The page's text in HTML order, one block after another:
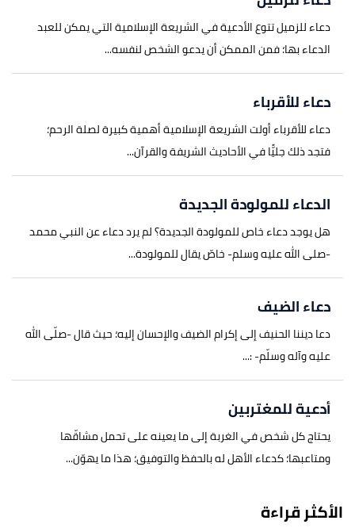
↑السعدي،تفسير السعدي
↑"شرح دعاء: ربنا آتنا في الدنيا حسنة وفي الآخرة
حسنة وقنا عذاب النار"
الكلم الطيب
دعاء للزميل تتوع الأدعية في الشريعة الإسلامية التي يمكن للعبد
الدعاء بها؛ فمن الممكن أن يدعو الشخص لنفسه...
دعاء للأقرباء
دعاء للأقرباء أولت الشريعة الإسلامية أهمية كبيرة لصلة الرحم؛
فتجد ذلك جليًّا في الأحاديث الشريفة والقرآن...
الدعاء للمولودة الجديدة
هل يوجد دعاء خاص للمولودة الجديدة؟ لم يرد دعاء عن النبي محمد
-صلى الله عليه وسلم- خاصّ يقال للمولودة...
دعاء الضيف
دعا ديننا الحنيف إلى إكرام الضيف والإحسان إليه؛ حيث قال -صلّى الله
عليه وآله وسلّم- :...
أدعية للمغتربين
يحتاج كل شخص في الغربة إلى ما يعينه على تحمل مشاقّها
ومتاعبها؛ كدعاء الأهل له بالحفظ والتوفيق؛ هذا ما يهوّن...
الأكثر قراءة